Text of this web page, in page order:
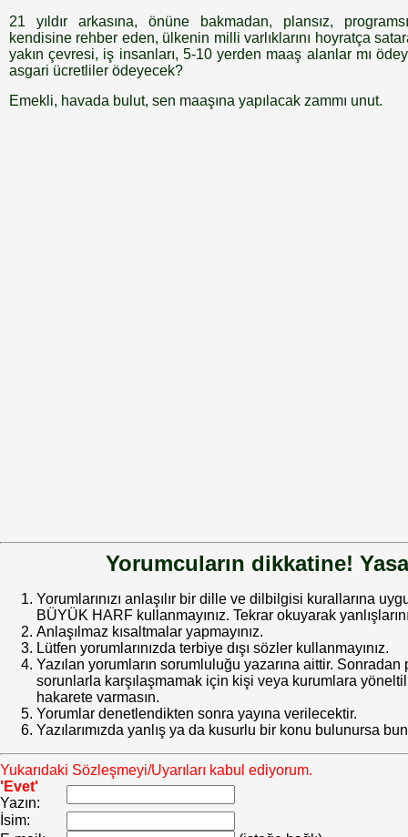
21 yıldır arkasına, önüne bakmadan, plansız,
kendisine rehber eden, ülkenin milli varlıklarını hoyratça
yakın çevresi, iş insanları, 5-10 yerden maaş alanlar mı
asgari ücretliler ödeyecek?
Emekli, havada bulut, sen maaşına yapılacak zammı unut.
Yorumcuların dikkatine!
Yorumlarınızı anlaşılır bir dille ve dilbilgisi kurallarına
BÜYÜK HARF kullanmayınız. Tekrar okuyarak
Anlaşılmaz kısaltmalar yapmayınız.
Lütfen yorumlarınızda terbiye dışı sözler kullanmayınız.
Yazılan yorumların sorumluluğu yazarına aittir.
sorunlarla karşılaşmamak için kişi veya kurumlara
hakarete varmasın.
Yorumlar denetlendikten sonra yayına verilecektir.
Yazılarımızda yanlış ya da kusurlu bir konu bulunursa
Yukarıdaki Sözleşmeyi/Uyarıları kabul ediyorum.
'Evet'
Yazın:
İsim: